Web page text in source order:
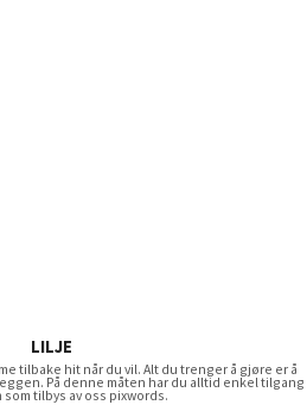
LILJE
tilbake hit når du vil. Alt du trenger å gjøre er å
På denne måten har du alltid enkel tilgang
tilbys av oss pixwords.